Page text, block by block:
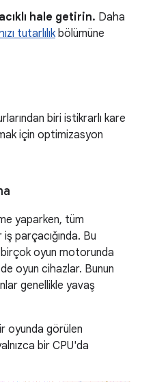
hale getirin. Daha
tutarlılıkbölümüne
biri istikrarlı kare
için optimizasyon
yaparken, tüm
parçacığında. Bu
oyun motorunda
oyun cihazlar. Bunun
genellikle yavaş
oyunda görülen
bir CPU'da